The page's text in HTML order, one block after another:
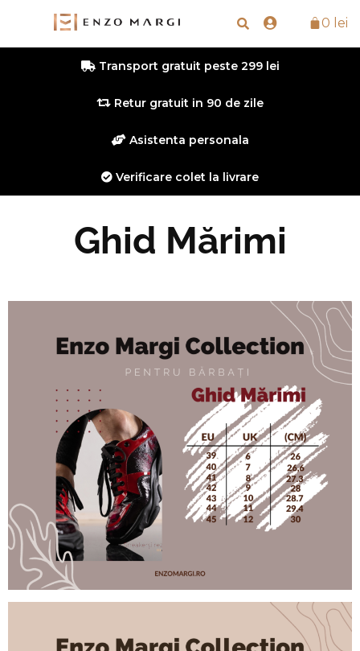
0 lei
Transport gratuit peste 299 lei
Retur gratuit in 90 de zile
Asistenta personala
Verificare colet la livrare
Ghid Mărimi